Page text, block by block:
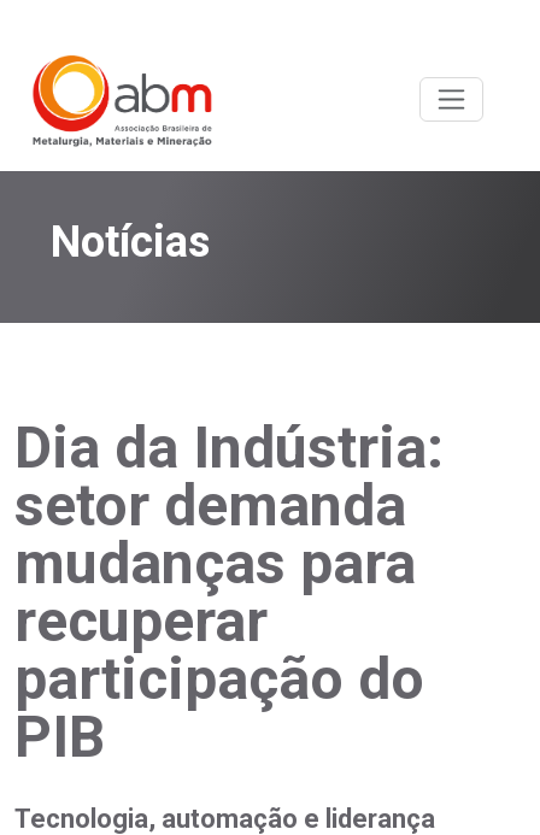
Notícias
Dia da Indústria:
setor demanda
mudanças para
recuperar
participação do
PIB
Tecnologia, automação e liderança